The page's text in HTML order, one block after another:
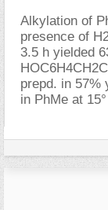
Alkylation of
presence of
3.5 h yielded
prepd. in 57%
in PhMe at